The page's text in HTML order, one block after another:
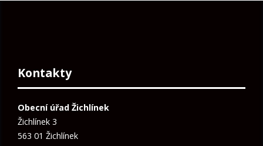
Kontakty
Obecní úřad Žichlínek
Žichlínek 3
563 01 Žichlínek